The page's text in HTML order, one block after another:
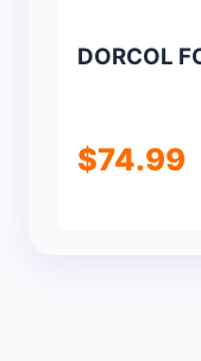
DORCOL
$74.99